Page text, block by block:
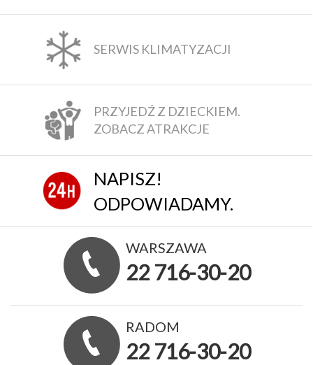
SERWIS KLIMATYZACJI
PRZYJEDŹ Z DZIECKIEM.
ZOBACZ ATRAKCJE
NAPISZ!
ODPOWIADAMY.
WARSZAWA
22 716-30-20
RADOM
22 716-30-20